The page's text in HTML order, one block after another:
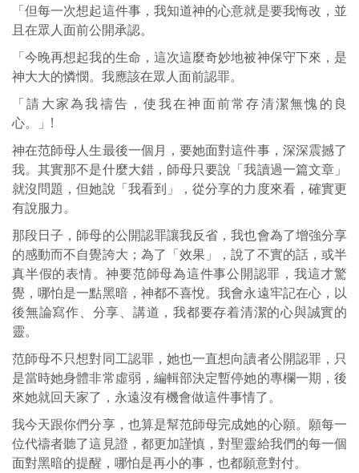
「但每一次想起這件事，我知道神的心意就是要我悔改，並
且在眾人面前公開承認。
「今晚再想起我的生命，這次這麼奇妙地被神保守下來，是
神大大的憐憫。我應該在眾人面前認罪。
「請大家為我禱告，使我在神面前常存清潔無愧的良
心。」!
神在范師母人生最後一個月，要她面對這件事，深深震撼了
我。其實那不是什麼大錯，師母只要說「我讀過一篇文章」
就沒問題，但她說「我看到」，從分享的力度來看，確實更
有說服力。
那段日子，師母的公開認罪讓我反省，我也會為了增強分享
的感動而不自覺誇大；為了「效果」，說了不實的話，或半
真半假的表情。神要范師母為這件事公開認罪，我這才驚
覺，哪怕是一點黑暗，神都不喜悅。我會永遠牢記在心，以
後無論寫作、分享、講道，我都要存着清潔的心與誠實的
靈。
范師母不只想對同工認罪，她也一直想向讀者公開認罪，只
是當時她身體非常虛弱，編輯部決定暫停她的專欄一期，後
來她就回天家了，永遠沒有機會做這件事情了。
我今天跟你們分享，也算是幫范師母完成她的心願。願每一
位代禱者聽了這見證，都更加謹慎，對聖靈給我們的每一個
面對黑暗的提醒，哪怕是再小的事，也都願意對付。